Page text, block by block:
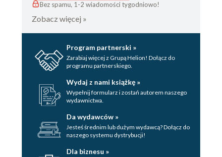
Bez spamu, 1-2 wiadomości tygodniowo!
Zobacz więcej »
Program partnerski »
Zarabiaj więcej z Grupą Helion! Dołącz do
programu partnerskiego.
Wydaj z nami książkę »
Wypełnij formularz i zostań autorem naszego
wydawnictwa.
Da wydawców »
Jesteś średnim lub dużym wydawcą? Dołącz do
naszego systemu dystrybucji!
Dla biznesu »